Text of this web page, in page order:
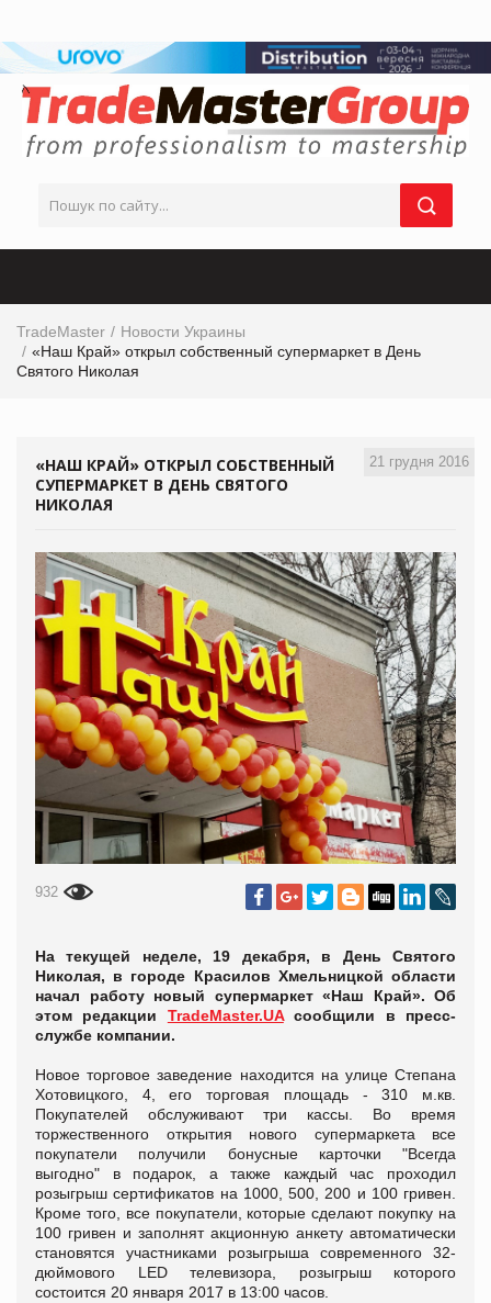
TradeMaster
Новости Украины
«Наш Край» открыл собственный супермаркет в День
Святого Николая
21 грудня 2016
«НАШ КРАЙ» ОТКРЫЛ СОБСТВЕННЫЙ
СУПЕРМАРКЕТ В ДЕНЬ СВЯТОГО
НИКОЛАЯ
932
На текущей неделе, 19 декабря, в День Святого
Николая, в городе Красилов Хмельницкой области
начал работу новый супермаркет «Наш Край». Об
этом редакции TradeMaster.UAсообщили в пресс-
службе компании.
Новое торговое заведение находится на улице Степана
Хотовицкого, 4, его торговая площадь - 310 м.кв.
Покупателей обслуживают три кассы. Во время
торжественного открытия нового супермаркета все
покупатели получили бонусные карточки "Всегда
выгодно" в подарок, а также каждый час проходил
розыгрыш сертификатов на 1000, 500, 200 и 100 гривен.
Кроме того, все покупатели, которые сделают покупку на
100 гривен и заполнят акционную анкету автоматически
становятся участниками розыгрыша современного 32-
дюймового LED телевизора, розыгрыш которого
состоится 20 января 2017 в 13:00 часов.